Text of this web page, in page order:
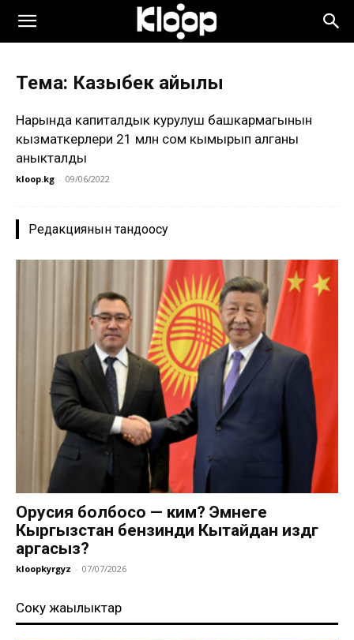
Тема: Казыбек айылы
Нарында капиталдык курулуш башкармагынын
кызматкерлери 21 млн сом кымырып алганы
аныкталды
kloop.kg - 09/06/2022
Редакциянын тандоосу
Орусия болбосо — ким? Эмнеге
Кыргызстан бензинди Кытайдан издөөгө
аргасыз?
kloopkyrgyz - 07/07/2026
Соңку жаңылыктар